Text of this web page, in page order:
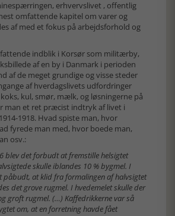
erhvervslivet , offentlig
omfattende kapitel om varer og
af med et fokus på arbejdsforhold og
indblik i Korsør som militærby,
af en by i Danmark i perioden
af de meget grundige og visse steder
af hverdagslivets udfordringer
kul, smør, mælk, og løsningerne på
man et ret præcist indtryk af livet i
1918. Hvad spiste man, hvor
fyrede man med, hvor boede man,
osv.:
blev det forbudt at fremstille helsigtet
skulle iblandes 10 % bygmel. I
påbudt, at klid fra formalingen af halvsigtet
det grove rugmel. I hvedemelet skulle der
groft rugmel. (…) Kaffedrikkerne var så
om, at en forretning havde fået